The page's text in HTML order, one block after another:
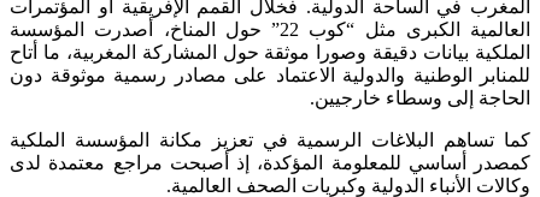
المغرب في الساحة الدولية. فخلال القمم الإفريقية أو المؤتمرات
العالمية الكبرى مثل “كوب 22” حول المناخ، أصدرت المؤسسة
الملكية بيانات دقيقة وصورا موثقة حول المشاركة المغربية، ما أتاح
للمنابر الوطنية والدولية الاعتماد على مصادر رسمية موثوقة دون
الحاجة إلى وسطاء خارجيين.
كما تساهم البلاغات الرسمية في تعزيز مكانة المؤسسة الملكية
كمصدر أساسي للمعلومة المؤكدة، إذ أصبحت مراجع معتمدة لدى
وكالات الأنباء الدولية وكبريات الصحف العالمية.